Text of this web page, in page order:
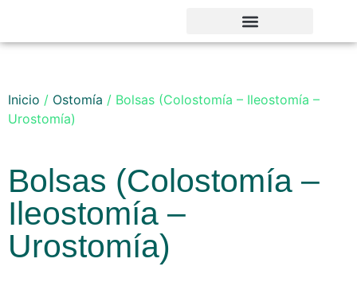
Inicio / Ostomía / Bolsas (Colostomía – Ileostomía –
Urostomía)
Bolsas (Colostomía –
Ileostomía –
Urostomía)